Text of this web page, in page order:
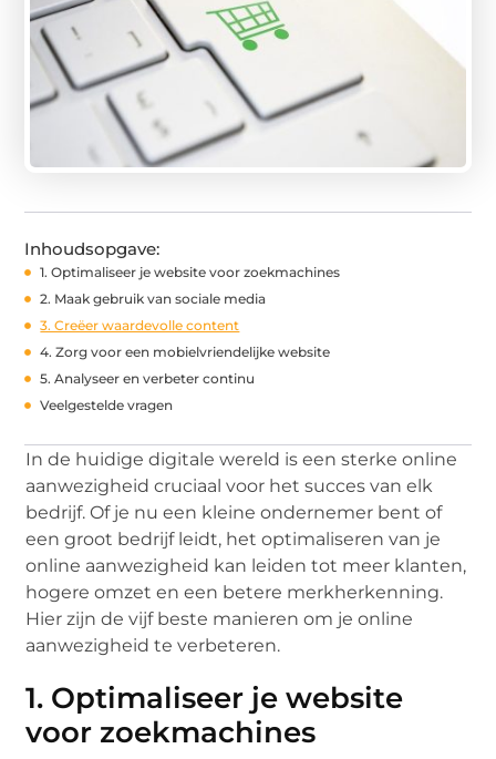
Inhoudsopgave:
1. Optimaliseer je website voor zoekmachines
2. Maak gebruik van sociale media
3. Creëer waardevolle content
4. Zorg voor een mobielvriendelijke website
5. Analyseer en verbeter continu
Veelgestelde vragen
In de huidige digitale wereld is een sterke online
aanwezigheid cruciaal voor het succes van elk
bedrijf. Of je nu een kleine ondernemer bent of
een groot bedrijf leidt, het optimaliseren van je
online aanwezigheid kan leiden tot meer klanten,
hogere omzet en een betere merkherkenning.
Hier zijn de vijf beste manieren om je online
aanwezigheid te verbeteren.
1. Optimaliseer je website
voor zoekmachines